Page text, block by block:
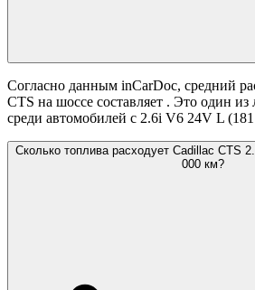
Согласно данным inCarDoc, средний
CTS на шоссе составляет . Это один из
среди автомобилей с 2.6i V6 24V L
Сколько топлива расходует Cadillac CTS
000 км?